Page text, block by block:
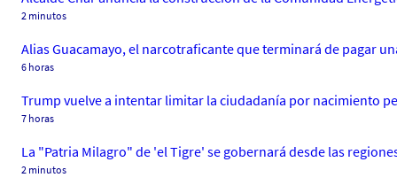
2 minutos
Alias Guacamayo, el narcotraficante que terminará de pagar
6 horas
Trump vuelve a intentar limitar la ciudadanía por nacimiento
7 horas
La "Patria Milagro" de 'el Tigre' se gobernará desde las
2 minutos